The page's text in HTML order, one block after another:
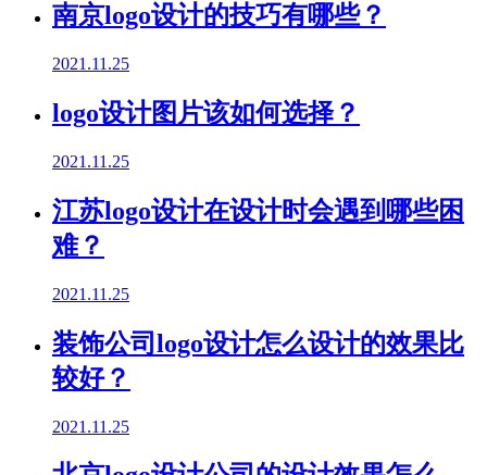
南京logo设计的技巧有哪些？
2021.11.25
logo设计图片该如何选择？
2021.11.25
江苏logo设计在设计时会遇到哪些困
难？
2021.11.25
装饰公司logo设计怎么设计的效果比
较好？
2021.11.25